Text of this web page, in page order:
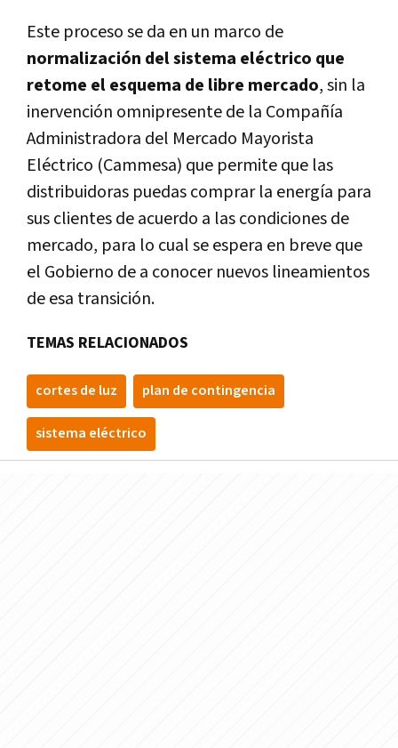
Este proceso se da en un marco de
normalización del sistema eléctrico que
retome el esquema de libre mercado, sin la
inervención omnipresente de la Compañía
Administradora del Mercado Mayorista
Eléctrico (Cammesa) que permite que las
distribuidoras puedas comprar la energía para
sus clientes de acuerdo a las condiciones de
mercado, para lo cual se espera en breve que
el Gobierno de a conocer nuevos lineamientos
de esa transición.
TEMAS RELACIONADOS
cortes de luz plan de contingencia
sistema eléctrico